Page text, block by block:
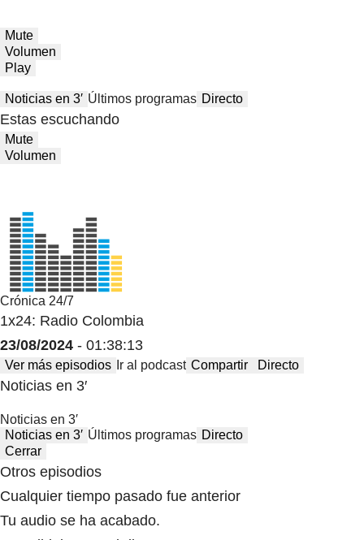
Mute
Volumen
Play
Noticias en 3′ Últimos programas Directo
Estas escuchando
Mute
Volumen
Crónica 24/7
1x24: Radio Colombia
23/08/2024 - 01:38:13
Ver más episodios Ir al podcast Compartir Directo
Noticias en 3′
Noticias en 3′
Noticias en 3′ Últimos programas Directo
Cerrar
Otros episodios
Cualquier tiempo pasado fue anterior
Tu audio se ha acabado.